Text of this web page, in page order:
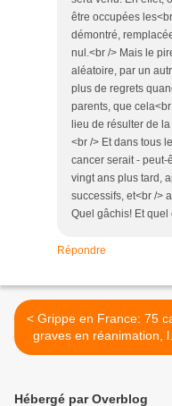
être occupées
démontré,
nul.<br /> Mais le
aléatoire, par un
plus de regrets
parents, que
lieu de résulter de
<br /> Et dans tous
cancer serait - peut-
vingt ans plus tard,
successifs, et<br />
Quel gâchis! Et quel
Répondre
< Grippe en France: 75 cas
graves en réanimation, la
majorité sont des
Hébergé par Overblog